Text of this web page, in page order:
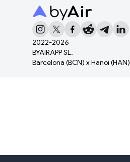
2022-2026
BYAIRAPP SL.
Barcelona (BCN) x Hanoi (HAN)